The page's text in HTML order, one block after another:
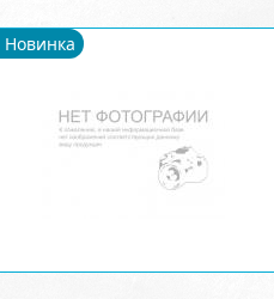
Новинка